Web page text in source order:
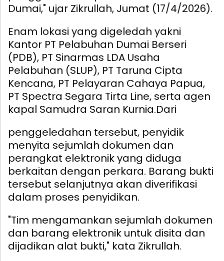
Dumai," ujar Zikrullah, Jumat (17/4/2026).
Enam lokasi yang digeledah yakni
Kantor PT Pelabuhan Dumai Berseri
(PDB), PT Sinarmas LDA Usaha
Pelabuhan (SLUP), PT Taruna Cipta
Kencana, PT Pelayaran Cahaya Papua,
PT Spectra Segara Tirta Line, serta agen
kapal Samudra Saran Kurnia.Dari
penggeledahan tersebut, penyidik
menyita sejumlah dokumen dan
perangkat elektronik yang diduga
berkaitan dengan perkara. Barang bukti
tersebut selanjutnya akan diverifikasi
dalam proses penyidikan.
"Tim mengamankan sejumlah dokumen
dan barang elektronik untuk disita dan
dijadikan alat bukti," kata Zikrullah.